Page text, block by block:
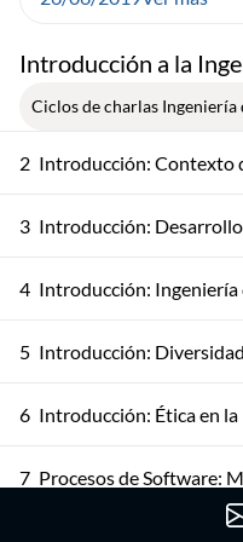
Introducción a la
Ciclos de charlas
2 Introducción: Contexto
3 Introducción:
4 Introducción: Ingeniería
5 Introducción:
6 Introducción: Ética en
7 Procesos de Software: